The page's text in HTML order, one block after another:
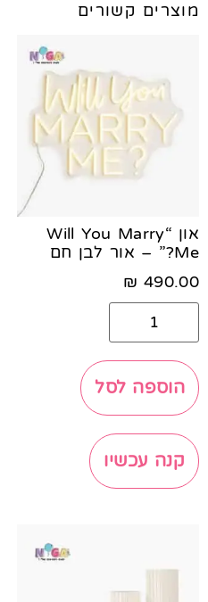
מוצרים קשורים
און “Will You Marry
Me?” – אור לבן חם
490.00
₪
הוספה לסל
קנה עכשיו